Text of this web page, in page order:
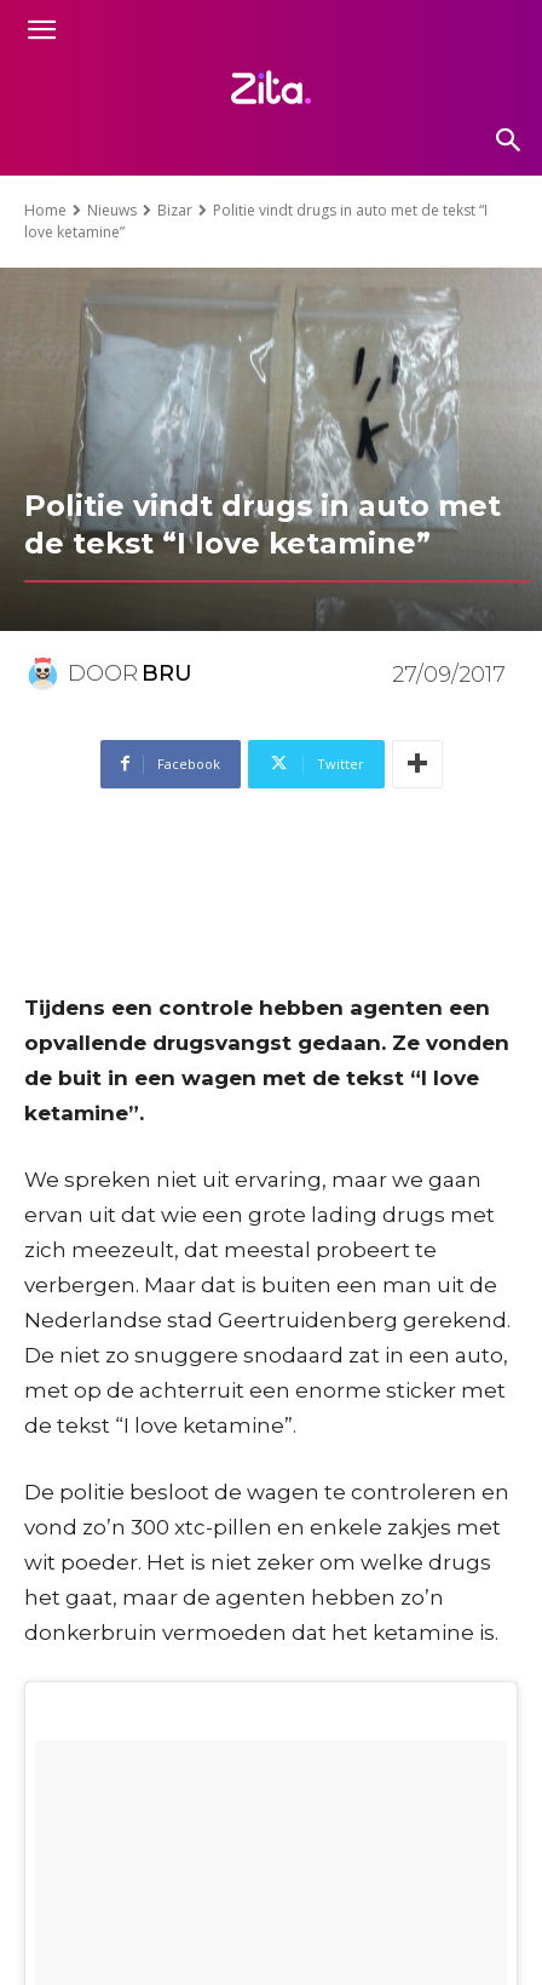
Home Nieuws Bizar
Politie vindt drugs in auto met de tekst “I
love ketamine”
Politie vindt drugs in auto met
de tekst “I love ketamine”
DOOR BRU 27/09/2017
Facebook Twitter
Tijdens een controle hebben agenten een
opvallende drugsvangst gedaan. Ze vonden
de buit in een wagen met de tekst “I love
ketamine”.
We spreken niet uit ervaring, maar we gaan
ervan uit dat wie een grote lading drugs met
zich meezeult, dat meestal probeert te
verbergen. Maar dat is buiten een man uit de
Nederlandse stad Geertruidenberg gerekend.
De niet zo snuggere snodaard zat in een auto,
met op de achterruit een enorme sticker met
de tekst “I love ketamine”.
De politie besloot de wagen te controleren en
vond zo’n 300 xtc-pillen en enkele zakjes met
wit poeder. Het is niet zeker om welke drugs
het gaat, maar de agenten hebben zo’n
donkerbruin vermoeden dat het ketamine is.